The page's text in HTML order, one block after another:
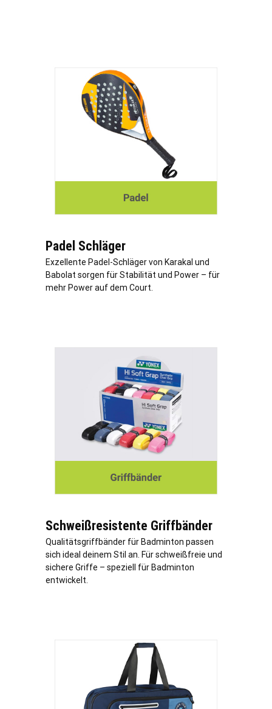
Padel Schläger
Exzellente Padel-Schläger von Karakal und
Babolat sorgen für Stabilität und Power – für
mehr Power auf dem Court.
Schweißresistente Griffbänder
Qualitätsgriffbänder für Badminton passen
sich ideal deinem Stil an. Für schweißfreie und
sichere Griffe – speziell für Badminton
entwickelt.